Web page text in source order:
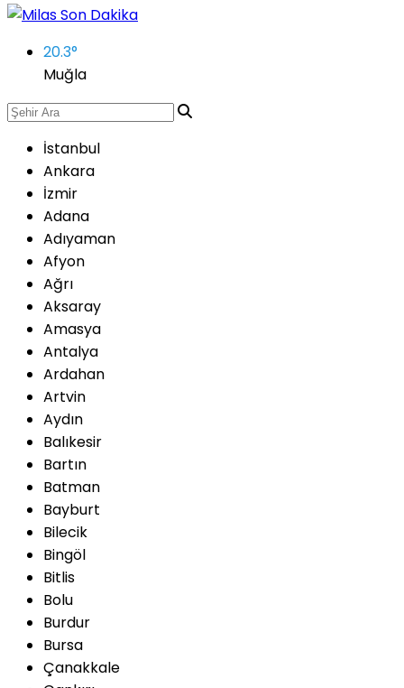
20.3°
Muğla
İstanbul
Ankara
İzmir
Adana
Adıyaman
Afyon
Ağrı
Aksaray
Amasya
Antalya
Ardahan
Artvin
Aydın
Balıkesir
Bartın
Batman
Bayburt
Bilecik
Bingöl
Bitlis
Bolu
Burdur
Bursa
Çanakkale